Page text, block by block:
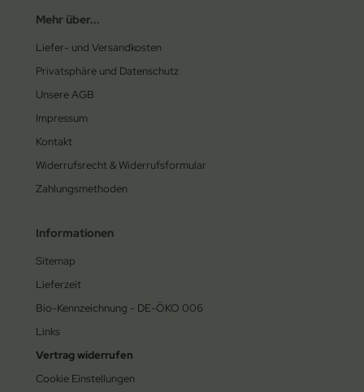
Mehr über...
Liefer- und Versandkosten
Privatsphäre und Datenschutz
Unsere AGB
Impressum
Kontakt
Widerrufsrecht & Widerrufsformular
Zahlungsmethoden
Informationen
Sitemap
Lieferzeit
Bio-Kennzeichnung - DE-ÖKO 006
Links
Vertrag widerrufen
Cookie Einstellungen